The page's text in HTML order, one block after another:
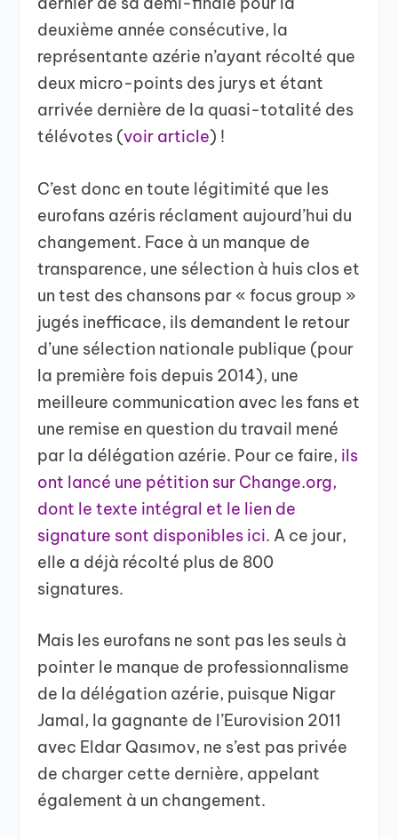
deuxième année consécutive, la
représentante azérie n’ayant récolté que
deux micro-points des jurys et étant
arrivée dernière de la quasi-totalité des
télévotes (voir article) !
C’est donc en toute légitimité que les
eurofans azéris réclament aujourd’hui du
changement. Face à un manque de
transparence, une sélection à huis clos et
un test des chansons par « focus group »
jugés inefficace, ils demandent le retour
d’une sélection nationale publique (pour
la première fois depuis 2014), une
meilleure communication avec les fans et
une remise en question du travail mené
par la délégation azérie. Pour ce faire, ils
ont lancé une pétition sur Change.org,
dont le texte intégral et le lien de
signature sont disponibles ici. A ce jour,
elle a déjà récolté plus de 800
signatures.
Mais les eurofans ne sont pas les seuls à
pointer le manque de professionnalisme
de la délégation azérie, puisque Nigar
Jamal, la gagnante de l’Eurovision 2011
avec Eldar Qasımov, ne s’est pas privée
de charger cette dernière, appelant
également à un changement.